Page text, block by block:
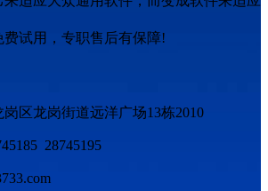
试用，专职售后有保障!
区龙岗街道远洋广场13栋2010
28745195